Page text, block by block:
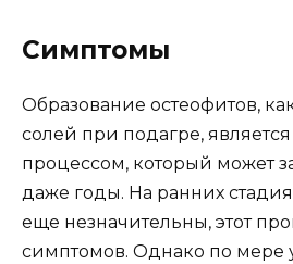
Симптомы
Образование остеофитов,
солей при подагре,
процессом, который может
даже годы. На ранних
еще незначительны, этот
симптомов. Однако по мере